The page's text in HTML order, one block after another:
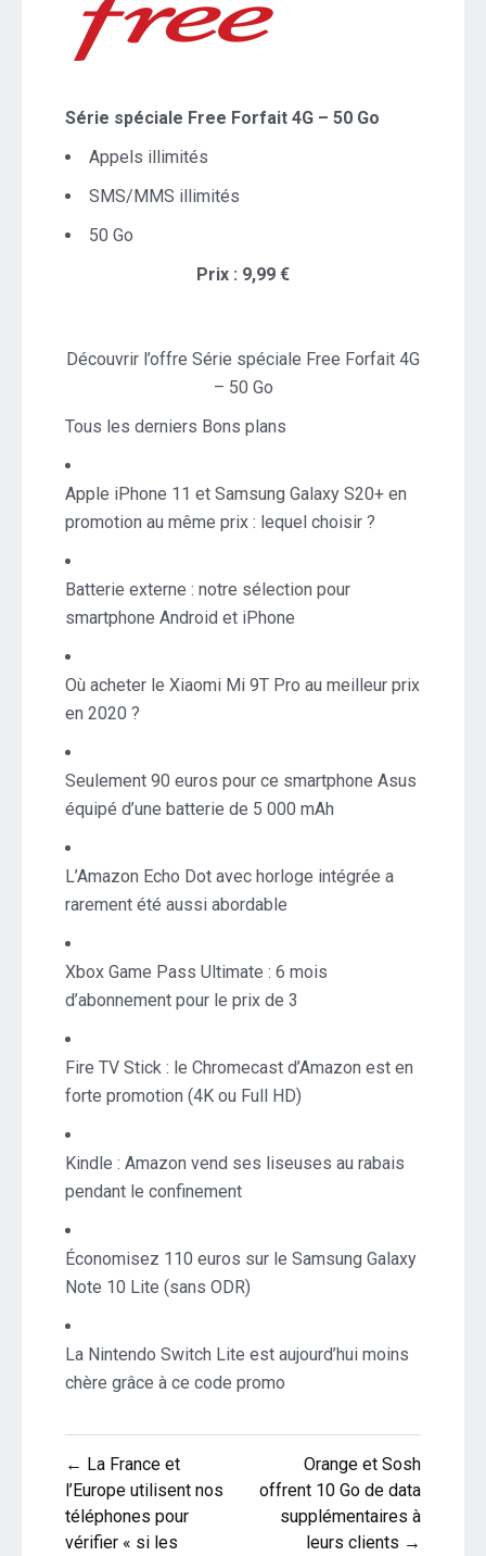
Série spéciale Free Forfait 4G – 50 Go
Appels illimités
SMS/MMS illimités
50 Go
Prix : 9,99 €
Découvrir l’offre Série spéciale Free Forfait 4G
– 50 Go
Tous les derniers Bons plans
Apple iPhone 11 et Samsung Galaxy S20+ en
promotion au même prix : lequel choisir ?
Batterie externe : notre sélection pour
smartphone Android et iPhone
Où acheter le Xiaomi Mi 9T Pro au meilleur prix
en 2020 ?
Seulement 90 euros pour ce smartphone Asus
équipé d’une batterie de 5 000 mAh
L’Amazon Echo Dot avec horloge intégrée a
rarement été aussi abordable
Xbox Game Pass Ultimate : 6 mois
d’abonnement pour le prix de 3
Fire TV Stick : le Chromecast d’Amazon est en
forte promotion (4K ou Full HD)
Kindle : Amazon vend ses liseuses au rabais
pendant le confinement
Économisez 110 euros sur le Samsung Galaxy
Note 10 Lite (sans ODR)
La Nintendo Switch Lite est aujourd’hui moins
chère grâce à ce code promo
Navigation
de
l’article
← La France et
l’Europe utilisent nos
téléphones pour
vérifier « si les
Orange et Sosh
offrent 10 Go de data
supplémentaires à
leurs clients →